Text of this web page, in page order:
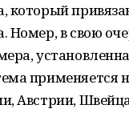
который
Номер, в свою
применяется
Австрии,